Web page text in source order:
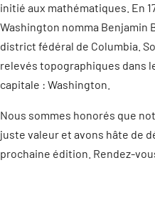
initié aux mathématiques. En
Washington nomma Benjamin
district fédéral de Columbia.
relevés topographiques dans
capitale : Washington.
Nous sommes honorés que
juste valeur et avons hâte de
prochaine édition. Rendez-